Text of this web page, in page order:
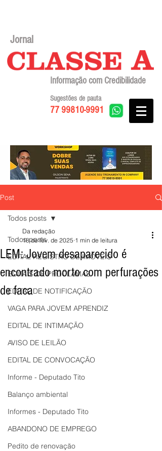
Jornal
Informação com Credibilidade
77 99810-9991
Sugestões de pauta
Post
Todos posts
EDITAL REGISTRO DE IMÓVEIS
EDITAIS DE PROCLAMAS
EDITAL DE NOTIFICAÇÃO
VAGA PARA JOVEM APRENDIZ
EDITAL DE INTIMAÇÃO
AVISO DE LEILÃO
EDITAL DE CONVOCAÇÃO
Informe - Deputado Tito
Balanço ambiental
Informes - Deputado Tito
ABANDONO DE EMPREGO
Pedito de renovação
Todos posts
LEM: Jovem desaparecido é
encontrado morto com perfurações
de faca
Da redação
18 de fev. de 2025 1 min de leitura